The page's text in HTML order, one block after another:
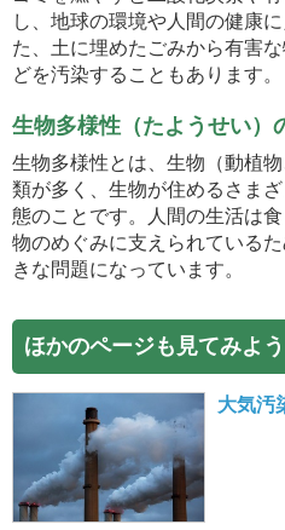
し、地球の環境や人間の健康
た、土に埋めたごみから有害
どを汚染することもあります。
生物多様性（たようせい）
生物多様性とは、生物（動植
類が多く、生物が住めるさま
態のことです。人間の生活は
物のめぐみに支えられている
きな問題になっています。
ほかのページも見てみよう
大気汚